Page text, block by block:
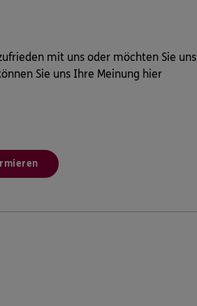
mit uns oder möchten Sie uns
Sie uns Ihre Meinung hier